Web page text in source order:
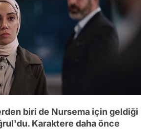
biri de Nursema için geldiği
Karaktere daha önce